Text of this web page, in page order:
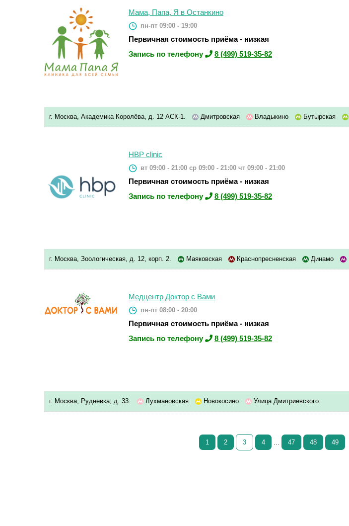
Мама, Папа, Я в Останкино
пн-пт 09:00 - 19:00
Первичная стоимость приёма - низкая
Запись по телефону
8 (499) 519-35-82
г. Москва, Академика Королёва, д. 12 АСК-1. Дмитровская Владыкино Бутырская
HBP clinic
вт 09:00 - 21:00 ср 09:00 - 21:00 чт 09:00 - 21:00
Первичная стоимость приёма - низкая
Запись по телефону
8 (499) 519-35-82
г. Москва, Зоологическая, д. 12, корп. 2. Маяковская Краснопресненская Динамо
Медцентр Доктор с Вами
пн-пт 08:00 - 20:00
Первичная стоимость приёма - низкая
Запись по телефону
8 (499) 519-35-82
г. Москва, Рудневка, д. 33. Лухмановская Новокосино Улица Дмитриевского
1 2 3 4 ... 47 48 49